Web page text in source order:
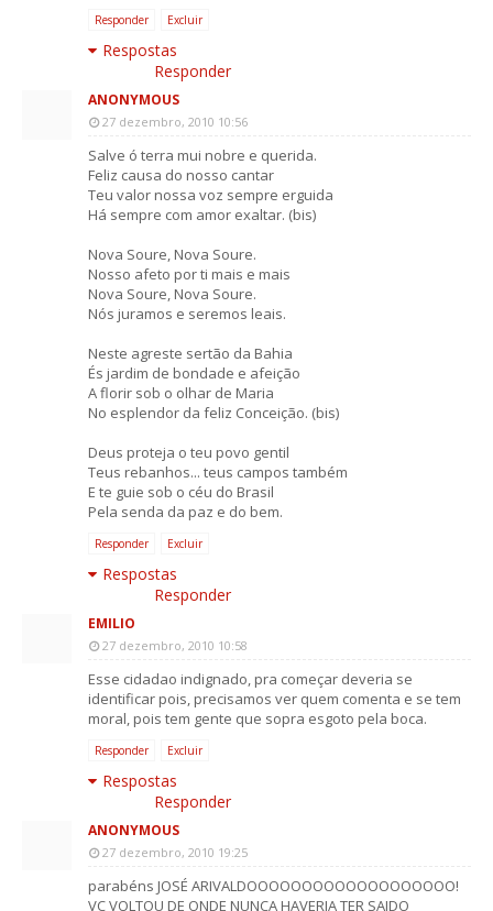
Responder Excluir
Respostas
Responder
ANONYMOUS
27 dezembro, 2010 10:56
Salve ó terra mui nobre e querida.
Feliz causa do nosso cantar
Teu valor nossa voz sempre erguida
Há sempre com amor exaltar. (bis)
Nova Soure, Nova Soure.
Nosso afeto por ti mais e mais
Nova Soure, Nova Soure.
Nós juramos e seremos leais.
Neste agreste sertão da Bahia
És jardim de bondade e afeição
A florir sob o olhar de Maria
No esplendor da feliz Conceição. (bis)
Deus proteja o teu povo gentil
Teus rebanhos... teus campos também
E te guie sob o céu do Brasil
Pela senda da paz e do bem.
Responder Excluir
Respostas
Responder
EMILIO
27 dezembro, 2010 10:58
Esse cidadao indignado, pra começar deveria se
identificar pois, precisamos ver quem comenta e se tem
moral, pois tem gente que sopra esgoto pela boca.
Responder Excluir
Respostas
Responder
ANONYMOUS
27 dezembro, 2010 19:25
parabéns JOSÉ ARIVALDOOOOOOOOOOOOOOOOOOO!
VC VOLTOU DE ONDE NUNCA HAVERIA TER SAIDO